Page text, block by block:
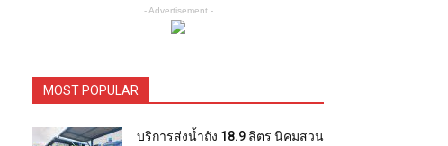
- Advertisement -
MOST POPULAR
บริการส่งน้ำถัง 18.9 ลิตร นิคมสวน